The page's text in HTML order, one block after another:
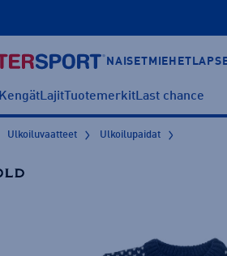
NAISET MIEHET
KengätLajitTuotemerkitLast chance
Ulkoiluvaatteet Ulkoilupaidat